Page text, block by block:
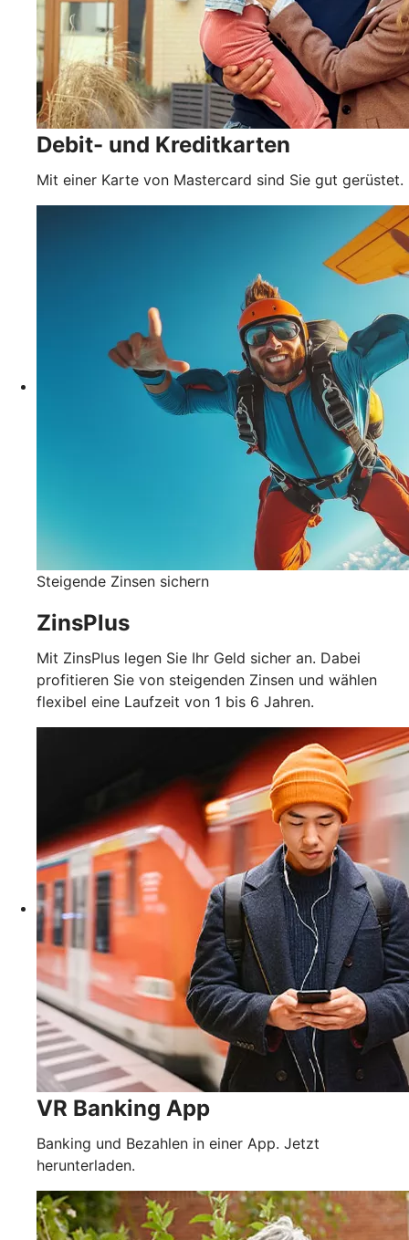
Debit- und Kreditkarten
Mit einer Karte von Mastercard sind Sie gut gerüstet.
Steigende Zinsen sichern
ZinsPlus
Mit ZinsPlus legen Sie Ihr Geld sicher an. Dabei
profitieren Sie von steigenden Zinsen und wählen
flexibel eine Laufzeit von 1 bis 6 Jahren.
VR Banking App
Banking und Bezahlen in einer App. Jetzt
herunterladen.